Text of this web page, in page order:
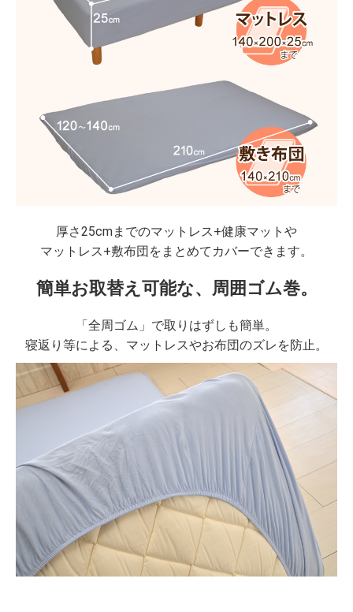
厚さ25cmまでのマットレス+健康マットや
マットレス+敷布団をまとめてカバーできます。
簡単お取替え可能な、周囲ゴム巻。
「全周ゴム」で取りはずしも簡単。
寝返り等による、マットレスやお布団のズレを防止。